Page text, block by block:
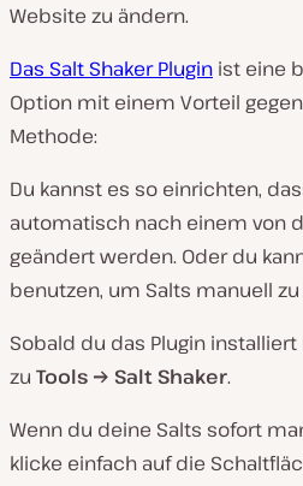
Website zu ändern.
Das Salt Shaker Plugin ist eine
Option mit einem Vorteil
Methode:
Du kannst es so einrichten,
automatisch nach einem von
geändert werden. Oder du
benutzen, um Salts manuell
Sobald du das Plugin
zu Tools → Salt Shaker.
Wenn du deine Salts sofort
klicke einfach auf die